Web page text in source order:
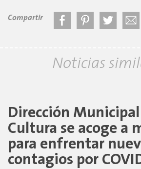
Compartir
Noticias
Dirección
Cultura se acoge a
para enfrentar
contagios por